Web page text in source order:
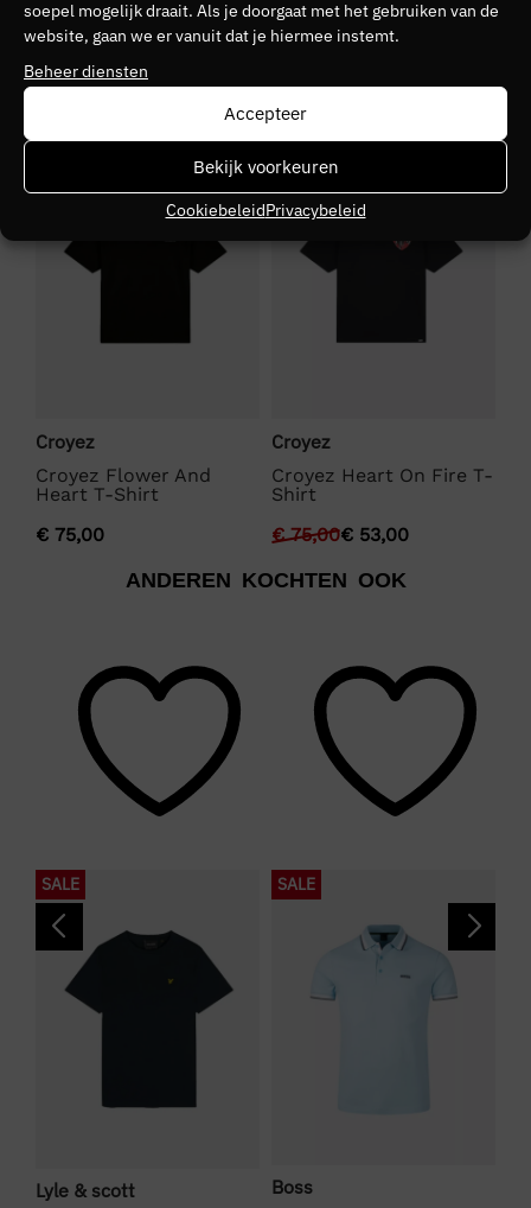
soepel mogelijk draait. Als je doorgaat met het gebruiken van de
website, gaan we er vanuit dat je hiermee instemt.
Beheer diensten
Accepteer
Bekijk voorkeuren
CookiebeleidPrivacybeleid
00
Seizoen
White
Croyez
Croyez Flower And
Heart T-Shirt
€ 75,00
Croyez
Croyez Heart On Fire T-
Shirt
€75,00€ 53,00
ANDEREN KOCHTEN OOK
SALE
Lyle & scott
SALE
Boss